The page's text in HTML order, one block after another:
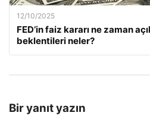
12/10/2025
FED’in faiz kararı ne zaman
beklentileri neler?
Bir yanıt yazın